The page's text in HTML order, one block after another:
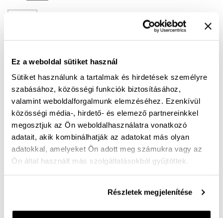
Ez a weboldal sütiket használ
Sütiket használunk a tartalmak és hirdetések személyre
szabásához, közösségi funkciók biztosításához,
valamint weboldalforgalmunk elemzéséhez. Ezenkívül
közösségi média-, hirdető- és elemező partnereinkkel
megosztjuk az Ön weboldalhasználatra vonatkozó
adatait, akik kombinálhatják az adatokat más olyan
adatokkal, amelyeket Ön adott meg számukra vagy az
Ön által használt más szolgáltatásokból gyűjtöttek.
Részletek megjelenítése
ára:
KOSÁRBA
Mérettáblázat
Nincs a méretedben?
Szállítási idő:1-3 munkanap
Ingyenes kiszállítás 25 000 Ft felett